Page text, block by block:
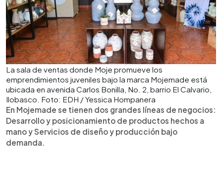
La sala de ventas donde Moje promueve los
emprendimientos juveniles bajo la marca Mojemade está
ubicada en avenida Carlos Bonilla, No. 2, barrio El Calvario,
Ilobasco. Foto: EDH / Yessica Hompanera
En Mojemade se tienen dos grandes líneas de negocios:
Desarrollo y posicionamiento de productos hechos a
mano y Servicios de diseño y producción bajo
demanda.